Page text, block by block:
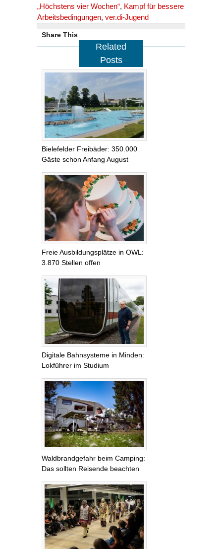
„Höchstens vier Wochen“, Kampf für bessere
Arbeitsbedingungen, ver.di-Jugend
Share This
Related
Posts
Bielefelder Freibäder: 350.000
Gäste schon Anfang August
Freie Ausbildungsplätze in OWL:
3.870 Stellen offen
Digitale Bahnsysteme in Minden:
Lokführer im Studium
Waldbrandgefahr beim Camping:
Das sollten Reisende beachten